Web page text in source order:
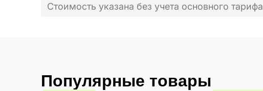
Стоимость указана без учета основного
Популярные товары